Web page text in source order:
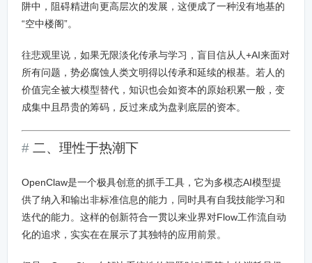
阱中，阻碍精进向更高层次的发展，这便成了一种没有地基的
“空中楼阁”。
往悲观里说，如果无限淡化传承与学习，盲目信从人+AI来面对
所有问题，势必腐蚀人类文明得以传承和延续的根基。若人的
价值完全被大模型替代，知识也会如资本的原始积累一般，变
成集中且昂贵的筹码，反过来成为盘剥底层的资本。
二、理性于热潮下
OpenClaw是一个极具创意的抓手工具，它为多模态AI模型提
供了纳入和输出非标准信息的能力，同时具有自我技能学习和
迭代的能力。这样的创新符合一贯以来业界对Flow工作流自动
化的追求，实实在在展示了其独特的应用前景。